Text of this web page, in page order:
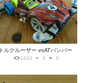
トルクルーザー vsATバンパー
1623 3 0